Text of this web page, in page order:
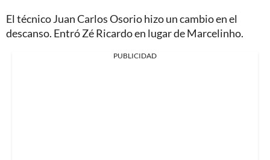
El técnico Juan Carlos Osorio hizo un cambio en el
descanso. Entró Zé Ricardo en lugar de Marcelinho.
PUBLICIDAD